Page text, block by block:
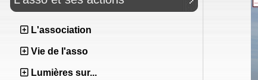
L'association
Vie de l'asso
Lumières sur...